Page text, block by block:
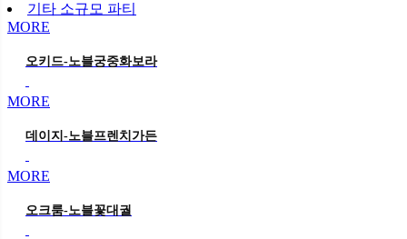
기타 소규모 파티
MORE
오키드-노블궁중화보라
MORE
데이지-노블프렌치가든
MORE
오크룸-노블꽃대궐